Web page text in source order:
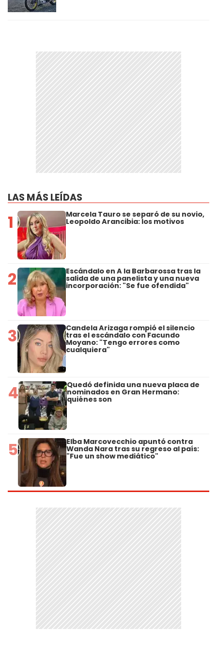
LAS MÁS LEÍDAS
1 Marcela Tauro se separó de su novio,
Leopoldo Arancibia: los motivos
2 Escándalo en A la Barbarossa tras la
salida de una panelista y una nueva
incorporación: "Se fue ofendida"
3 Candela Arizaga rompió el silencio
tras el escándalo con Facundo
Moyano: "Tengo errores como
cualquiera"
4 Quedó definida una nueva placa de
nominados en Gran Hermano:
quiénes son
5 Elba Marcovecchio apuntó contra
Wanda Nara tras su regreso al país:
"Fue un show mediático"